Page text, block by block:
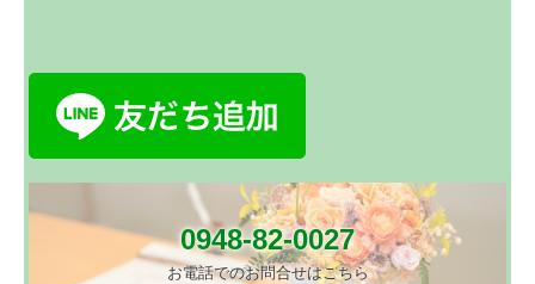
0948-82-0027
お電話でのお問合せはこちら